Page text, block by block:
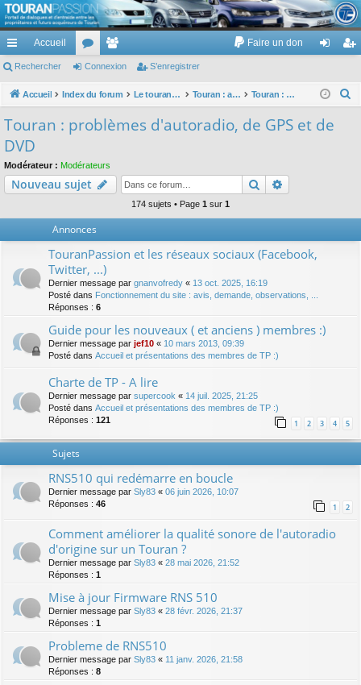
TouranPassion
Le forum des propriétaires ou futurs acquéreurs du Volkswagen Touran
cc
ès
pi
de
Accueil
or
u
e
m
Faire un don
ne nr
Rechercher Connexion S’enregistrer
Accueil Index du forum Le touran dans ses versions I (V1 V2 V3) et II ... Touran : autoradios et GPS Touran : problèmes d'autoradio, de GPS et de DVD
h
Touran : problèmes d'autoradio, de GPS et de
DVD
Modérateur : Modérateurs
Nouveau sujet Rechercher
174 sujets • Page 1 sur 1
Annonces
TouranPassion et les réseaux sociaux (Facebook,
Twitter, ...)
Dernier message par gnanvofredy « 13 oct. 2025, 16:19
Posté dans Fonctionnement du site : avis, demande, observations, ...
Réponses : 6
Guide pour les nouveaux ( et anciens ) membres :)
Dernier message par jef10 « 10 mars 2013, 09:39
Posté dans Accueil et présentations des membres de TP :)
Charte de TP - A lire
Dernier message par supercook « 14 juil. 2025, 21:25
Posté dans Accueil et présentations des membres de TP :)
Réponses : 121 1 2 3 4 5
Sujets
RNS510 qui redémarre en boucle
Dernier message par Sly83 « 06 juin 2026, 10:07
Réponses : 46 1 2
Comment améliorer la qualité sonore de l'autoradio
d'origine sur un Touran ?
Dernier message par Sly83 « 28 mai 2026, 21:52
Réponses : 1
Mise à jour Firmware RNS 510
Dernier message par Sly83 « 28 févr. 2026, 21:37
Réponses : 1
Probleme de RNS510
Dernier message par Sly83 « 11 janv. 2026, 21:58
Réponses : 8